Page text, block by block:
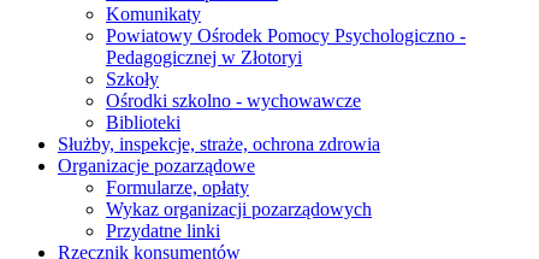
Komunikaty
Powiatowy Ośrodek Pomocy Psychologiczno -
Pedagogicznej w Złotoryi
Szkoły
Ośrodki szkolno - wychowawcze
Biblioteki
Służby, inspekcje, straże, ochrona zdrowia
Organizacje pozarządowe
Formularze, opłaty
Wykaz organizacji pozarządowych
Przydatne linki
Rzecznik konsumentów